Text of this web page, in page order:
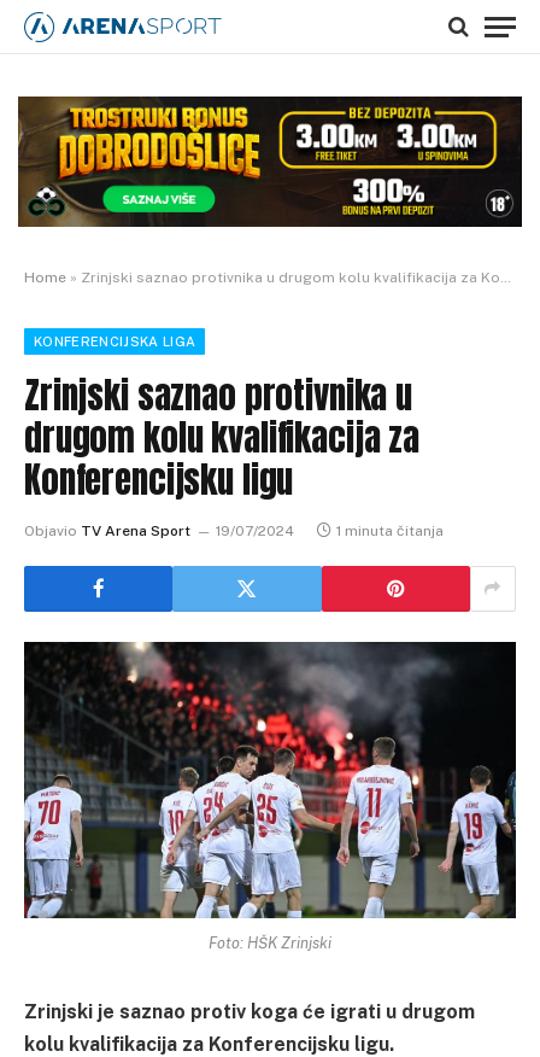
Home » Zrinjski saznao protivnika u drugom kolu kvalifikacija za Konferencijsku ligu
KONFERENCIJSKA LIGA
Zrinjski saznao protivnika u
drugom kolu kvalifikacija za
Konferencijsku ligu
Objavio TV Arena Sport 19/07/2024 1 minuta čitanja
Foto: HŠK Zrinjski
Zrinjski je saznao protiv koga će igrati u drugom
kolu kvalifikacija za Konferencijsku ligu.